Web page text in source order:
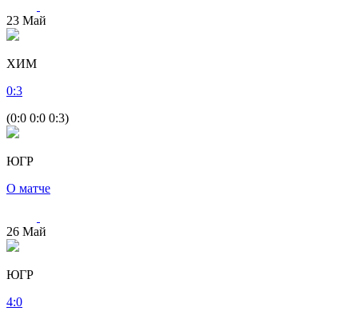
23 Май
ХИМ
0:3
(0:0 0:0 0:3)
ЮГР
О матче
26 Май
ЮГР
4:0